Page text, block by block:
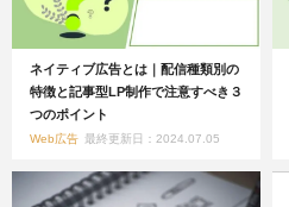
ネイティブ広告とは｜配信種類別の
特徴と記事型LP制作で注意すべき３
つのポイント
Web広告 最終更新日：2024.07.05